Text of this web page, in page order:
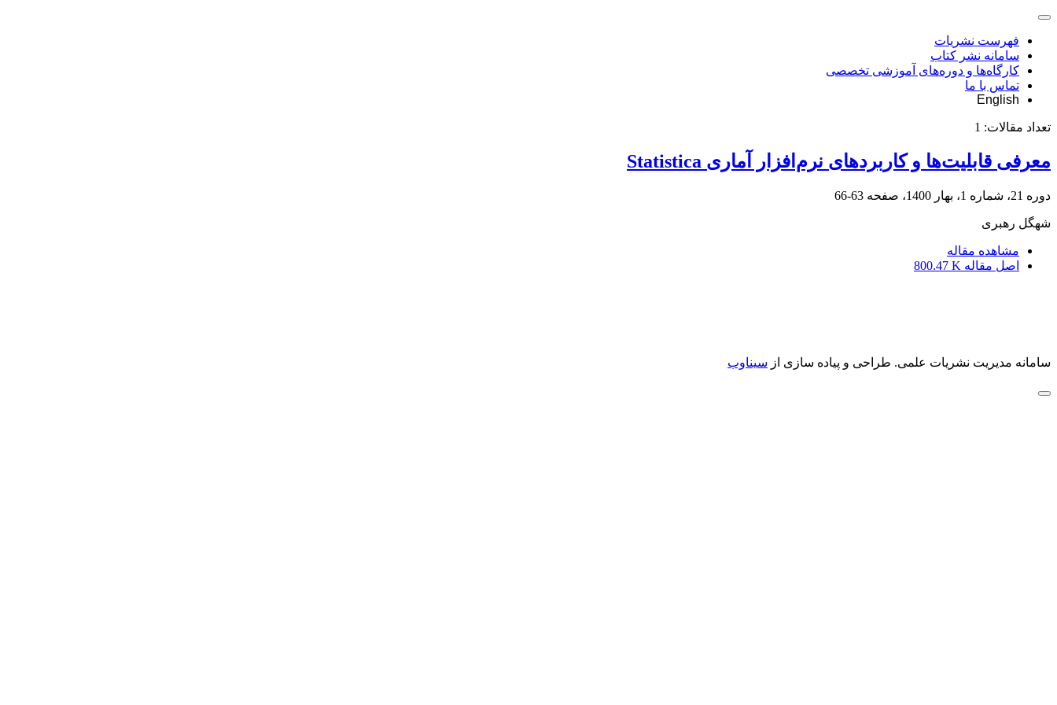
فهرست نشریات
سامانه نشر کتاب
کارگاه‌ها و دوره‌های آموزشی تخصصی
تماس با ما
English
تعداد مقالات: 1
معرفی قابلیت‌ها و کاربردهای نرم‌افزار آماری Statistica
دوره 21، شماره 1، بهار 1400، صفحه 63-66
شهگل رهبری
مشاهده مقاله
اصل مقاله 800.47 K
سامانه مدیریت نشریات علمی. طراحی و پیاده سازی از سیناوب